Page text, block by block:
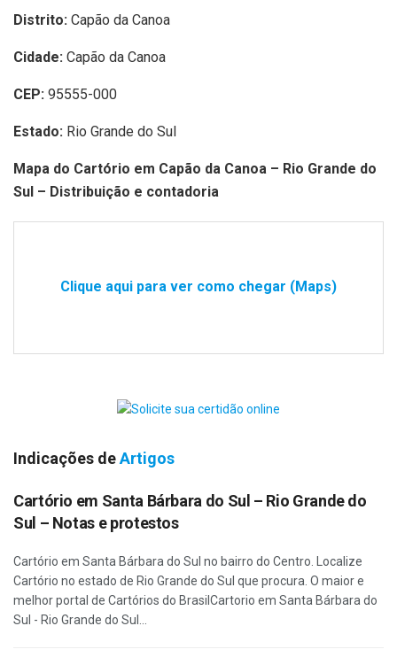
Distrito: Capão da Canoa
Cidade: Capão da Canoa
CEP: 95555-000
Estado: Rio Grande do Sul
Mapa do Cartório em Capão da Canoa – Rio Grande do
Sul – Distribuição e contadoria
Clique aqui para ver como chegar (Maps)
Indicações deArtigos
Cartório em Santa Bárbara do Sul – Rio Grande do
Sul – Notas e protestos
Cartório em Santa Bárbara do Sul no bairro do Centro. Localize
Cartório no estado de Rio Grande do Sul que procura. O maior e
melhor portal de Cartórios do BrasilCartorio em Santa Bárbara do
Sul - Rio Grande do Sul...